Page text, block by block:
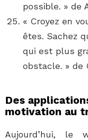
possible. » de
« Croyez en
êtes. Sachez
qui est plus
obstacle. » de
Des
motivation au
Aujourd’hui, le